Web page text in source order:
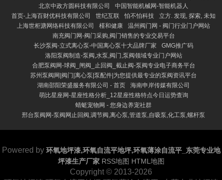
北京中政方圆科技有限公司
中国智能机械网-智能机器人
首页-上海百财优科技有限公司
世纪互联 怕不怕科技
立方. 发现, 探索, 未知
上海世柜溏网络科技有限公司
槿和健康
温州阀门网 - 阀门行业门户网站
南充阀门网-阀门采购,阀门销售的专业交易平台
长沙泵阀-立式离心泵-中国离心泵十大品牌厂家
GMG推广码
洛阳泵阀制造-泵阀,水泵,阀门,泵阀领域专业门户网站
合肥泵阀网-球阀_闸阀_止回阀_截止阀-泵阀专业电子商务平台
苏州泵阀网|阀门|离心泵|泵配件|为您提供最专业的泵阀资讯平台
湖南邵阳荣盛服务有限公司 - 首页
海南申岸传媒有限公司
萌比星座网-星座性格分析_12星座性格特点今日运势查询
蜻蜓宠物网 - 您身边养宠社群
邢台泵阀网-泵阀网止回阀,调节阀,离心泵,管道泵,自吸泵,化工泵,螺杆泵
Powered by 环氧地坪漆,环氧自流平地坪,环氧薄涂自流平_东莞专业地
坪漆生产厂家 RSS地图 HTML地图
Copyright © 2013-2026